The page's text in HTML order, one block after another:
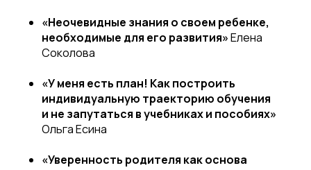
«Неочевидные знания о своем ребенке,
необходимые для его развития»Елена
Соколова
«У меня есть план! Как построить
индивидуальную траекторию обучения
и не запутаться в учебниках и пособиях»
Ольга Есина
«Уверенность родителя как основа